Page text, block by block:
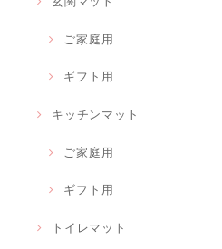
ご家庭用
ギフト用
キッチンマット
ご家庭用
ギフト用
トイレマット